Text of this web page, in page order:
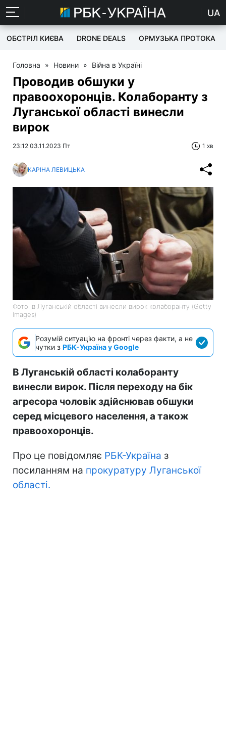
UA
ОБСТРІЛ КИЄВА DRONE DEALS ОРМУЗЬКА ПРОТОКА
Головна » Новини » Війна в Україні
Проводив обшуки у
правоохоронців. Колаборанту з
Луганської області винесли
вирок
23:12 03.11.2023 Пт 1 хв
КАРІНА ЛЕВИЦЬКА
Фото: в Луганській області винесли вирок колаборанту (Getty
Images)
Розумій ситуацію на фронті через факти, а не
чутки з РБК-Україна у Google
В Луганській області колаборанту
винесли вирок. Після переходу на бік
агресора чоловік здійснював обшуки
серед місцевого населення, а також
правоохоронців.
Про це повідомляє РБК-Україна з
посиланням на прокуратуру Луганської
області.